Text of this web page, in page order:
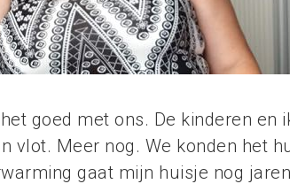
goed met ons. De kinderen
vlot. Meer nog. We konden het
gaat mijn huisje nog